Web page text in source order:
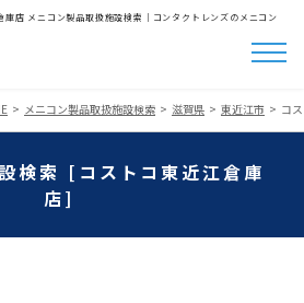
庫店 メニコン製品取扱施設検索│コンタクトレンズのメニコン
メニコン製品取扱施設検索 滋賀県 東近江市 コ
検索 [コストコ東近江倉庫
店]